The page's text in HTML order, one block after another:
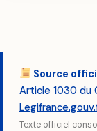
Source
Article 1030 du
Texte officiel